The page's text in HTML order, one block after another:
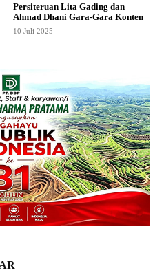
Persiteruan Lita Gading dan
Ahmad Dhani Gara-Gara Konten
10 Juli 2025